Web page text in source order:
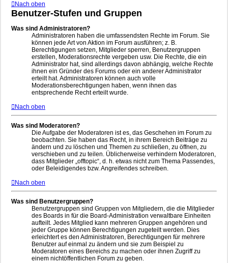
Nach oben
Benutzer-Stufen und Gruppen
Was sind Administratoren?
Administratoren haben die umfassendsten Rechte im Forum. Sie
können jede Art von Aktion im Forum ausführen; z. B.
Berechtigungen setzen, Mitglieder sperren, Benutzergruppen
erstellen, Moderationsrechte vergeben usw. Die Rechte, die ein
Administrator hat, sind allerdings davon abhängig, welche Rechte
ihnen ein Gründer des Forums oder ein anderer Administrator
erteilt hat. Administratoren können auch volle
Moderationsberechtigungen haben, wenn ihnen das
entsprechende Recht erteilt wurde.
Nach oben
Was sind Moderatoren?
Die Aufgabe der Moderatoren ist es, das Geschehen im Forum zu
beobachten. Sie haben das Recht, in ihrem Bereich Beiträge zu
ändern und zu löschen und Themen zu schließen, zu öffnen, zu
verschieben und zu teilen. Üblicherweise verhindern Moderatoren,
dass Mitglieder „offtopic“, d. h. etwas nicht zum Thema Passendes,
oder Beleidigendes bzw. Angreifendes schreiben.
Nach oben
Was sind Benutzergruppen?
Benutzergruppen sind Gruppen von Mitgliedern, die die Mitglieder
des Boards in für die Board-Administration verwaltbare Einheiten
aufteilt. Jedes Mitglied kann mehreren Gruppen angehören und
jeder Gruppe können Berechtigungen zugeteilt werden. Dies
erleichtert es den Administratoren, Berechtigungen für mehrere
Benutzer auf einmal zu ändern und sie zum Beispiel zu
Moderatoren eines Bereichs zu machen oder ihnen Zugriff zu
einem nichtöffentlichen Forum zu geben.